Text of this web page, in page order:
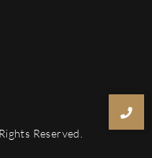
Reserved.